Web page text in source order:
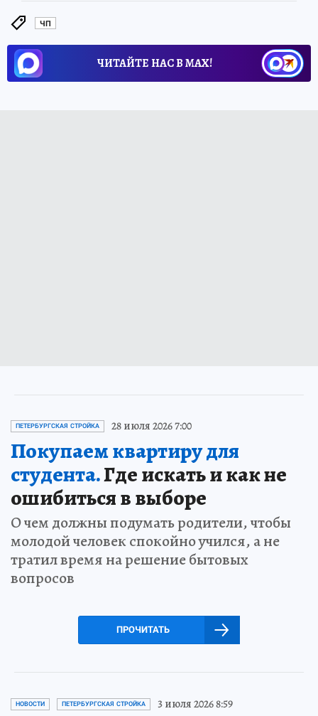
ЧП
ЧИТАЙТЕ НАС В МАХ!
ПЕТЕРБУРГСКАЯ СТРОЙКА 28 июля 2026 7:00
Покупаем квартиру для
студента.Где искать и как не
ошибиться в выборе
О чем должны подумать родители, чтобы
молодой человек спокойно учился, а не
тратил время на решение бытовых
вопросов
ПРОЧИТАТЬ
НОВОСТИ ПЕТЕРБУРГСКАЯ СТРОЙКА 3 июля 2026 8:59